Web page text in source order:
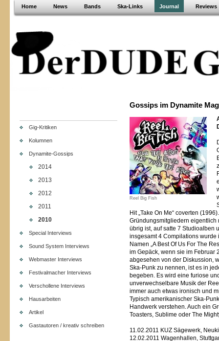
Home News Bands Ska-Links Journal Reviews
Gig-Kritiken
Kolumnen
Dynamite-Gossips
2014
2013
2012
2011
2010
Special Interviews
Sound System Interviews
Webmaster Interviews
Festivalmacher Interviews
Verschollene Interviews
Hausarbeiten
Artikel
Gastautoren / kreativ schreiben
Gossips im Dynamite
Reel Big Fish
Hit „Take On Me“ coverten
Gründungsmitgliedern eigentlich
übrig ist, auf satte 7 Studioalben
insgesamt 4 Compilations
Namen „A Best Of Us For The
im Gepäck, wenn sie im Februar
abgesehen von der Diskussion,
Ska-Punk zu nennen, ist es in
begeben. Es wird eine furiose
unverwechselbare Musik der
immer auch etwas ironisch und
Typisch amerikanischer Ska-
Handwerk verstehen. Auch ein
Toasters, Sublime oder The
11.02.2011 KUZ Sägewerk,
12.02.2011 Wagenhallen,